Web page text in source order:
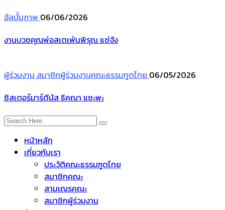
อัลบั้มภาพ 06/06/2026
งานบวชคุณพ่อสเตเฟ่นพิรุณ แซ่จัง
ผู้ร่วมงาน สมาชิกผู้ร่วมงานคณะธรรมทูตไทย 06/05/2026
ซิสเตอร์มาร์ตีนัส ธิคณา แซะพะ
หน้าหลัก
เกี่ยวกับเรา
ประวัติคณะธรรมฑูตไทย
สมาชิกคณะ
สามเณรคณะ
สมาชิกผู้ร่วมงาน